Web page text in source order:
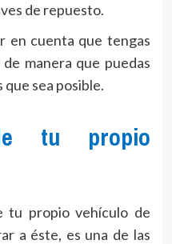
de repuesto.
en cuenta que tengas
manera que puedas
que sea posible.
tu propio
tu propio vehículo de
a éste, es una de las